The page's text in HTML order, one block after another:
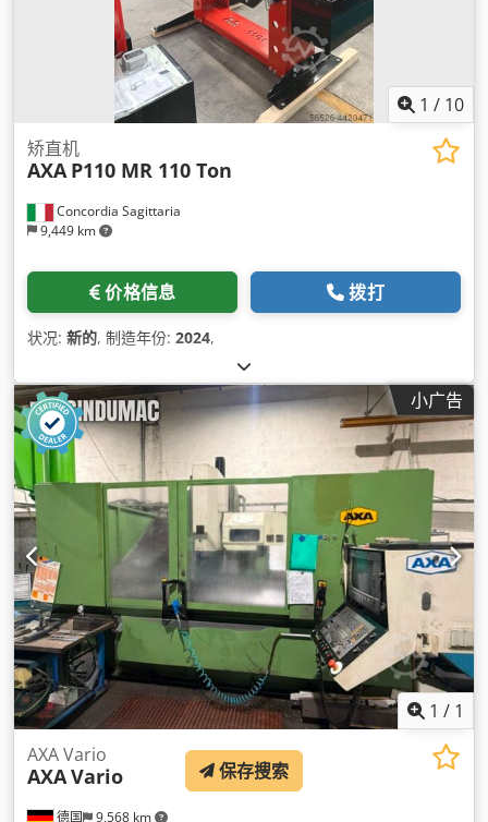
1 / 10
Concordia Sagittaria
9,449 km
矫直机
AXA P110 MR 110 Ton
价格信息 拨打
状况: 新的, 制造年份: 2024,
小广告
1 / 1
德国 9,568 km
AXA Vario
AXAVario 保存搜索